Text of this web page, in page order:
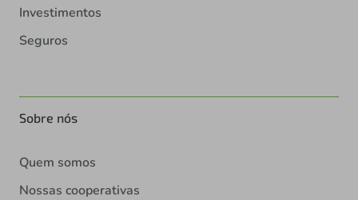
Investimentos
Seguros
Sobre nós
Quem somos
Nossas cooperativas